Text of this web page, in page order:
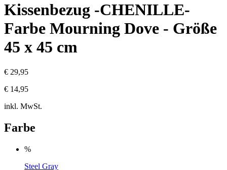
Kissenbezug -CHENILLE-
Farbe Mourning Dove - Größe
45 x 45 cm
€ 29,95
€ 14,95
inkl. MwSt.
Farbe
%
Steel Gray